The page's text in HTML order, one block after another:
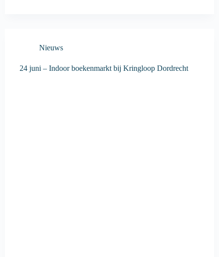
Nieuws
24 juni – Indoor boekenmarkt bij Kringloop Dordrecht